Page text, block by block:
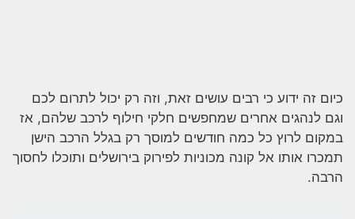
כיום זה ידוע כי רבים עושים זאת, וזה רק יכול לתרום לכם
וגם לנהגים אחרים שמחפשים חלקי חילוף לרכב שלהם, אז
במקום לרוץ כל כמה חודשים למוסך רק בגלל הרכב הישן
תמכרו אותו אל קונה מכוניות לפירוק בירושלים ותוכלו לחסוך
הרבה.